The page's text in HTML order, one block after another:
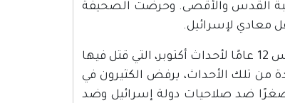
لصحيفة "ماكور ريشون" بتاريخ 2.10.2012 ذكرى هبة القدس والأقصى. وحرضت الصحيفة
معادي لإسرائيل.
وقال أساف غولان (Assaf Golan) كاتب المقالة: "في الوسط العربي أحيوا أمس 12 عامًا لأحداث أكتوبر، التي قتل فيها
من تلك الأحداث، يرفض الكثيرون في
ضد صلاحيات دولة إسرائيل وضد